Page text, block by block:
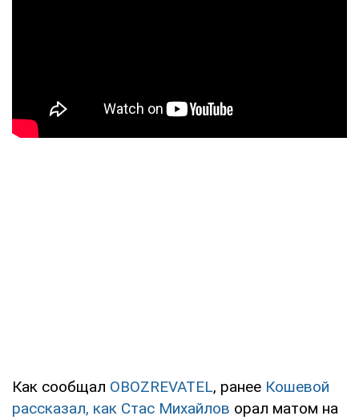
Как сообщал OBOZREVATEL, ранее Кошевой
рассказал, как Стас Михайлов орал матом на